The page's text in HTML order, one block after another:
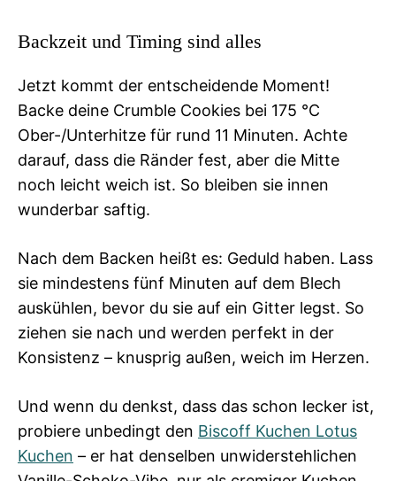
Backzeit und Timing sind alles
Jetzt kommt der entscheidende Moment!
Backe deine Crumble Cookies bei 175 °C
Ober-/Unterhitze für rund 11 Minuten. Achte
darauf, dass die Ränder fest, aber die Mitte
noch leicht weich ist. So bleiben sie innen
wunderbar saftig.
Nach dem Backen heißt es: Geduld haben. Lass
sie mindestens fünf Minuten auf dem Blech
auskühlen, bevor du sie auf ein Gitter legst. So
ziehen sie nach und werden perfekt in der
Konsistenz – knusprig außen, weich im Herzen.
Und wenn du denkst, dass das schon lecker ist,
probiere unbedingt den Biscoff Kuchen Lotus
Kuchen – er hat denselben unwiderstehlichen